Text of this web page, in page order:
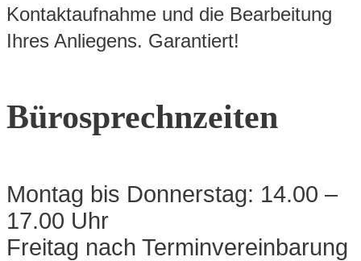
Kontaktaufnahme und die Bearbeitung
Ihres Anliegens. Garantiert!
Bürosprechnzeiten
Montag bis Donnerstag: 14.00 –
17.00 Uhr
Freitag nach Terminvereinbarung